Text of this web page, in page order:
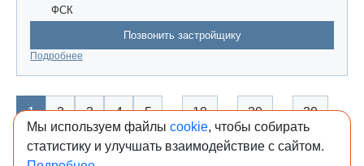
ФСК
Позвонить застройщику
Подробнее
1 2 3 4 5 … 10 … 20 … 30 …
1283 1284 1285 1286 1287
Мы используем файлы cookie, чтобы собирать
статистику и улучшать взаимодействие с сайтом.